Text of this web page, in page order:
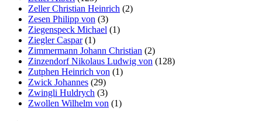
Zeller Christian Heinrich (2)
Zesen Philipp von (3)
Ziegenspeck Michael (1)
Ziegler Caspar(1)
Zimmermann Johann Christian (2)
Zinzendorf Nikolaus Ludwig von (128)
Zutphen Heinrich von (1)
Zwick Johannes (29)
Zwingli Huldrych (3)
Zwollen Wilhelm von (1)